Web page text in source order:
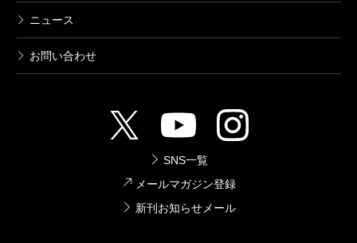
ニュース
お問い合わせ
SNS一覧
メールマガジン登録
新刊お知らせメール